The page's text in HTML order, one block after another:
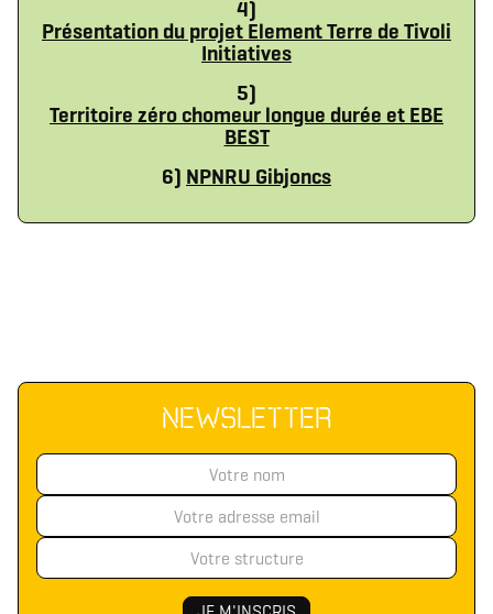
4)
Présentation du projet Element Terre de Tivoli
Initiatives
5)
Territoire zéro chomeur longue durée et EBE
BEST
6) NPNRU Gibjoncs
NEWSLETTER